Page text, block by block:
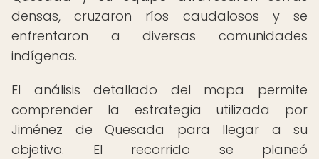
densas, cruzaron ríos caudalosos y se
enfrentaron a diversas comunidades
indígenas.
El análisis detallado del mapa permite
comprender la estrategia utilizada por
Jiménez de Quesada para llegar a su
objetivo. El recorrido se planeó